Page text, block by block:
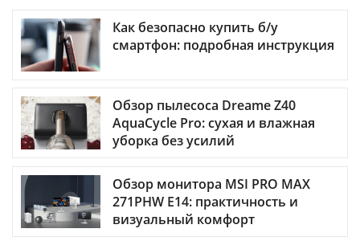
Как безопасно купить б/у
смартфон: подробная инструкция
Обзор пылесоса Dreame Z40
AquaCycle Pro: сухая и влажная
уборка без усилий
Обзор монитора MSI PRO MAX
271PHW E14: практичность и
визуальный комфорт